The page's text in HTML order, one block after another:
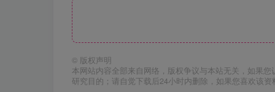
© 版权声明
本网站内容全部来自网络，版权争议与本站无关，如果
研究目的；请自觉下载后24小时内删除，如果您喜欢该